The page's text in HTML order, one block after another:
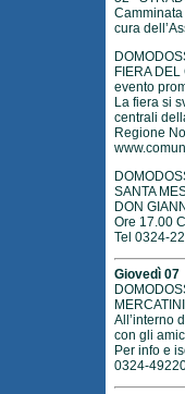
cura
FIERA
evento
La fiera si
centrali
Regione
SANTA
DON GIANNI
Ore 17.00
Tel 0324-
Giovedì 07
All’interno
con gli
Per info e
0324-